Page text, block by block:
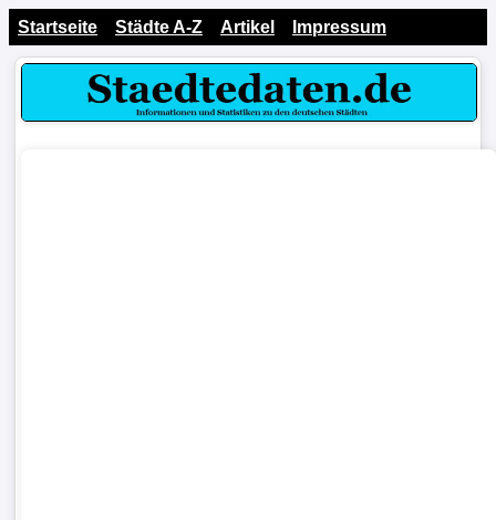
Startseite Städte A-Z Artikel Impressum